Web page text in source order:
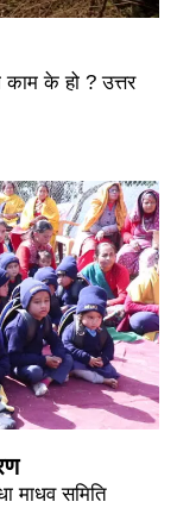
के हो ? उत्तर
माधव समिति